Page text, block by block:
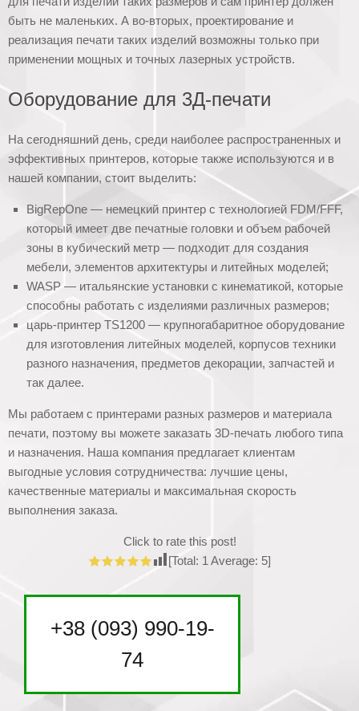
быть не маленьких. А во-вторых, проектирование и
реализация печати таких изделий возможны только при
применении мощных и точных лазерных устройств.
Оборудование для 3Д-печати
На сегодняшний день, среди наиболее распространенных и
эффективных принтеров, которые также используются и в
нашей компании, стоит выделить:
BigRepOne — немецкий принтер с технологией FDM/FFF,
который имеет две печатные головки и объем рабочей
зоны в кубический метр — подходит для создания
мебели, элементов архитектуры и литейных моделей;
WASP — итальянские установки с кинематикой, которые
способны работать с изделиями различных размеров;
царь-принтер TS1200 — крупногабаритное оборудование
для изготовления литейных моделей, корпусов техники
разного назначения, предметов декорации, запчастей и
так далее.
Мы работаем с принтерами разных размеров и материала
печати, поэтому вы можете заказать 3D-печать любого типа
и назначения. Наша компания предлагает клиентам
выгодные условия сотрудничества: лучшие цены,
качественные материалы и максимальная скорость
выполнения заказа.
Click to rate this post!
[Total: 1 Average: 5]
+38 (093) 990-19-
74